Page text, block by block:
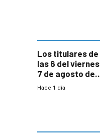
Los titulares de
las 6 del viernes
7 de agosto de
2026
Hace 1 día